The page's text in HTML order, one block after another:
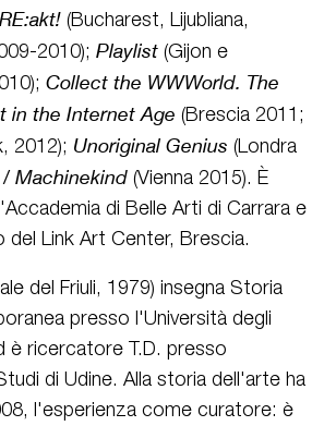
RE:akt! (Bucharest, Lijubliana,
2010); Playlist (Gijon e
Collect the WWWorld. The
in the Internet Age (Brescia 2011;
2012); Unoriginal Genius (Londra
Machinekind (Vienna 2015). È
di Belle Arti di Carrara e
Link Art Center, Brescia.
del Friuli, 1979) insegna Storia
presso l'Università degli
è ricercatore T.D. presso
di Udine. Alla storia dell'arte ha
l'esperienza come curatore: è